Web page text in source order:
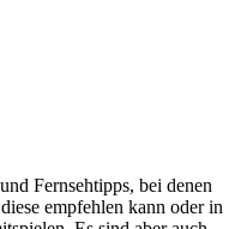
Fernsehtipps, bei denen
empfehlen kann oder in